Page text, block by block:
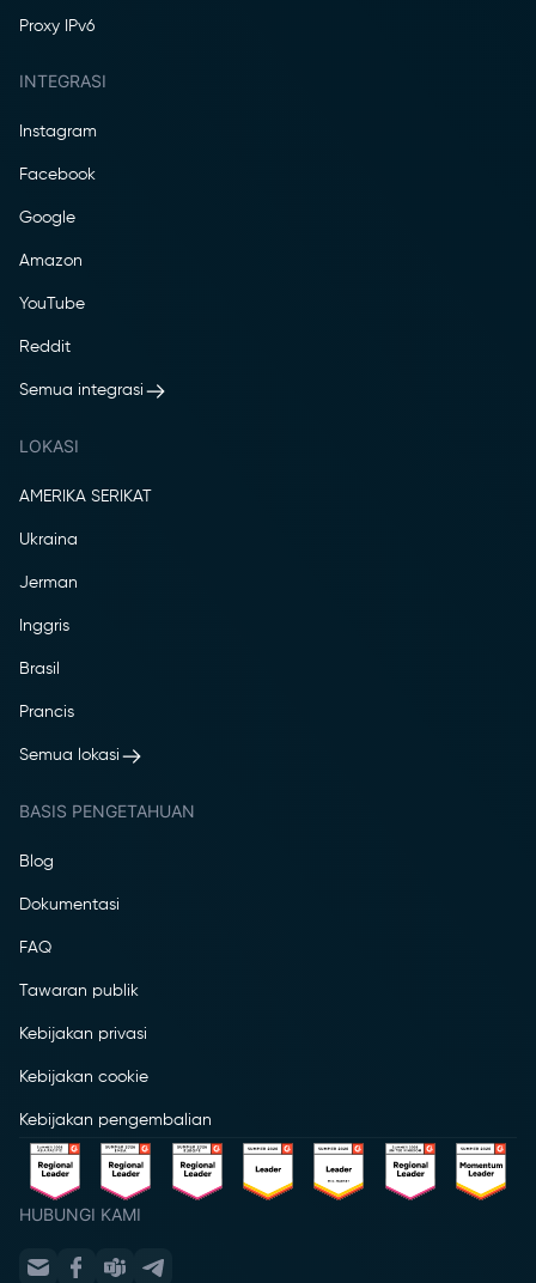
Proxy IPv6
INTEGRASI
Instagram
Facebook
Google
Amazon
YouTube
Reddit
Semua integrasi
LOKASI
AMERIKA SERIKAT
Ukraina
Jerman
Inggris
Brasil
Prancis
Semua lokasi
BASIS PENGETAHUAN
Blog
Dokumentasi
FAQ
Tawaran publik
Kebijakan privasi
Kebijakan cookie
Kebijakan pengembalian
HUBUNGI KAMI